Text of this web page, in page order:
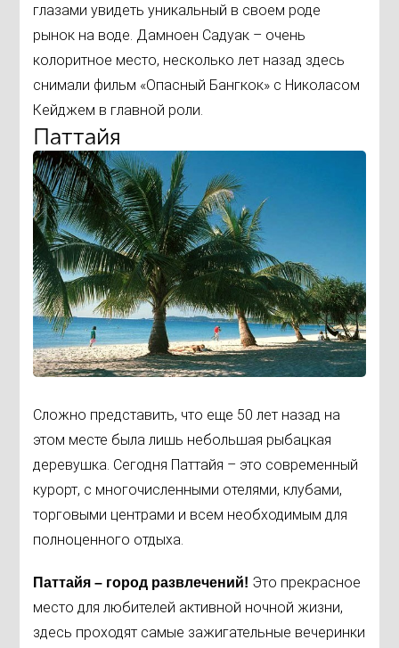
глазами увидеть уникальный в своем роде
рынок на воде. Дамноен Садуак – очень
колоритное место, несколько лет назад здесь
снимали фильм «Опасный Бангкок» с Николасом
Кейджем в главной роли.
Паттайя
Сложно представить, что еще 50 лет назад на
этом месте была лишь небольшая рыбацкая
деревушка. Сегодня Паттайя – это современный
курорт, с многочисленными отелями, клубами,
торговыми центрами и всем необходимым для
полноценного отдыха.
Паттайя – город развлечений! Это прекрасное
место для любителей активной ночной жизни,
здесь проходят самые зажигательные вечеринки